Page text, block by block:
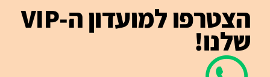
הצטרפו למועדון ה-VIP
שלנו!